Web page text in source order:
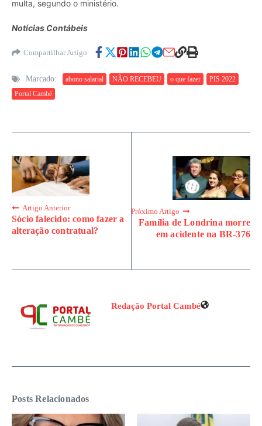
multa, segundo o ministério.
Notícias Contábeis
Compartilhar Artigo
Marcado: abono salarial NÃO RECEBEU o que fazer
PIS 2022
Portal Cambé
Artigo Anterior
Sócio falecido: como fazer a
alteração contratual?
Próximo Artigo
Família de Londrina morre
em acidente na BR-376
Redação Portal Cambé
Posts Relacionados